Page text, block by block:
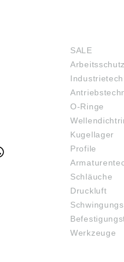
SALE
O-Ringe
Kugellager
Profile
Schläuche
Druckluft
Werkzeuge